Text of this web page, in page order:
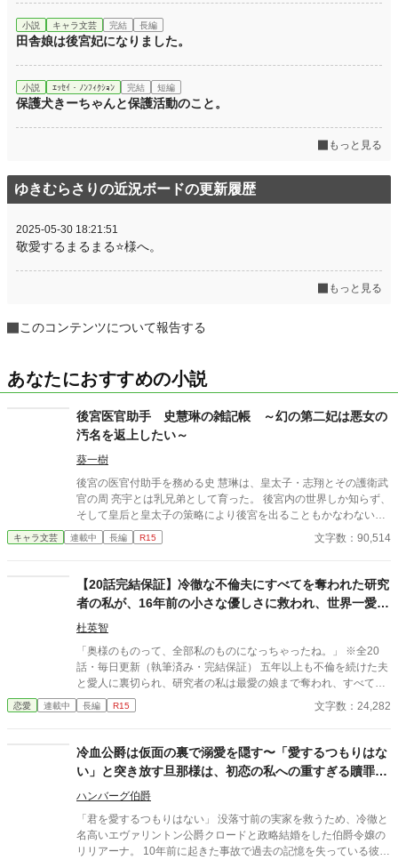
小説 キャラ文芸 完結 長編
田舎娘は後宮妃になりました。
小説 ｴｯｾｲ・ﾉﾝﾌｨｸｼｮﾝ 完結 短編
保護犬きーちゃんと保護活動のこと。
もっと見る
ゆきむらさりの近況ボードの更新履歴
2025-05-30 18:21:51
敬愛するまるまる⭐️様へ。
もっと見る
このコンテンツについて報告する
あなたにおすすめの小説
後宮医官助手 史慧琳の雑記帳 ～幻の第二妃は悪女の
汚名を返上したい～
葵一樹
後宮の医官付助手を務める史 慧琳は、皇太子・志翔とその護衛武
官の周 亮宇とは乳兄弟として育った。 後宮内の世界しか知らず、
そして皇后と皇太子の策略により後宮を出ることもかなわない彼
女。 何度断っても妃として迎えたいという皇太子の求婚を躱すう
ち、いつしか「幻の第二妃」と呼ばれ後宮の悪女として名をはせ
伝いをしながら静かに生活をすることを望む慧琳。 しかし皇太子
のために開かれた後宮で寵愛を競う妃たちの思惑が、彼女を陰謀
の渦に巻き込んでいく。 記憶力と洞察力に長けた慧琳の元に舞い
込む事件は、どれもきな臭いものだった。 医官助手のヒロインが
探偵として挑む、中華風後宮内倒叙ミステリー。
キャラ文芸 連載中 長編 R15 文字数：90,514
【20話完結保証】冷徹な不倫夫にすべてを奪われた研究
者の私が、16年前の小さな優しさに救われ、世界一愛さ
れるまで。
杜英智
「奥様のものって、全部私のものになっちゃったね。」 ※全20
話・毎日更新（執筆済み・完結保証） 五年以上も不倫を続けた夫
と愛人に裏切られ、研究者の私は最愛の娘まで奪われ、すべてを
失った。 どん底に落ちた私へ手を差し伸べてくれたのは、穏やか
で誠実な共同研究者・橘悠真。 なぜか彼は、いつも私だけを優し
へとつながっていた――。 裏切った元夫たちへのスカッとざま
幸せを取り戻す物語。 ※ハッピーエンド保証。母娘が幸せを掴む
結末をお楽しみください。
恋愛 連載中 長編 R15 文字数：24,282
冷血公爵は仮面の裏で溺愛を隠す〜「愛するつもりはな
い」と突き放す旦那様は、初恋の私への重すぎる贖罪と
執着を抱えていました〜
ハンバーグ伯爵
「君を愛するつもりはない」 没落寸前の実家を救うため、冷徹と
名高いエヴァリントン公爵クロードと政略結婚をした伯爵令嬢の
リリアーナ。 10年前に起きた事故で過去の記憶を失っている彼女